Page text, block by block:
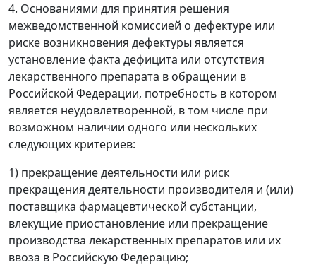
4. Основаниями для принятия решения
межведомственной комиссией о дефектуре или
риске возникновения дефектуры является
установление факта дефицита или отсутствия
лекарственного препарата в обращении в
Российской Федерации, потребность в котором
является неудовлетворенной, в том числе при
возможном наличии одного или нескольких
следующих критериев:
1) прекращение деятельности или риск
прекращения деятельности производителя и (или)
поставщика фармацевтической субстанции,
влекущие приостановление или прекращение
производства лекарственных препаратов или их
ввоза в Российскую Федерацию;